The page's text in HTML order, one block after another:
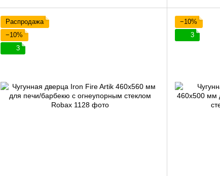
Распродажа
−10%
3
−10%
3